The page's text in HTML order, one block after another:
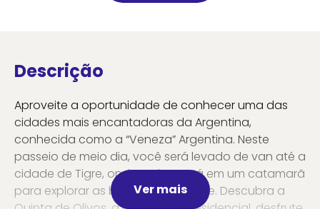
Descrição
Aproveite a oportunidade de conhecer uma das
cidades mais encantadoras da Argentina,
conhecida como a “Veneza” Argentina. Neste
passeio de meio dia, você será levado de van até a
cidade de Tigre, onde embarcará em um catamarã
para explorar as belas ilhas de Tigre. Descubra a
Ver mais